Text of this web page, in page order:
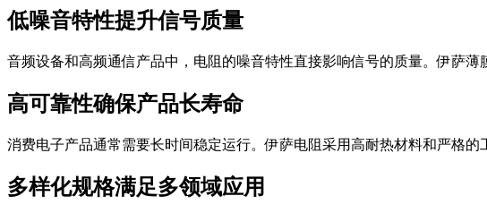
低噪音特性提升信号质量
音频设备和高频通信产品中，电阻的噪音特性直接影响信号的质量。伊萨
高可靠性确保产品长寿命
消费电子产品通常需要长时间稳定运行。伊萨电阻采用高耐热材料和严格
多样化规格满足多领域应用